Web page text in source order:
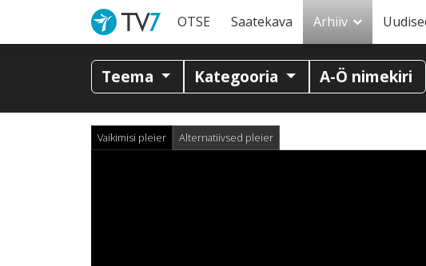
OTSE Saatekava Arhiiv
Teema Kategooria A-Ö nimekiri
Vaikimisi pleier Alternatiivsed pleier